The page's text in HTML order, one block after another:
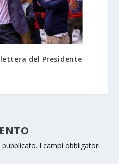
del Presidente
I campi obbligatori